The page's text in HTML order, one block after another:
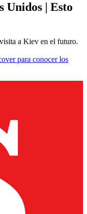
Unidos | Esto
a Kiev en el futuro.
para conocer los